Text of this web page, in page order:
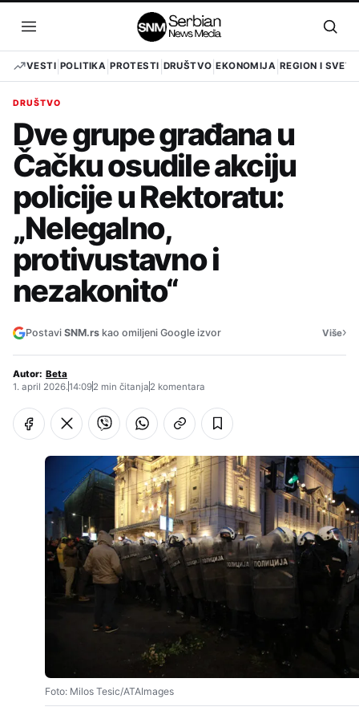
sadržaj
Otvori
meni
VESTI POLITIKA PROTESTI DRUŠTVO EKONOMIJA REGION I SVET
DRUŠTVO
Dve grupe građana u
Čačku osudile akciju
policije u Rektoratu:
„Nelegalno,
protivustavno i
nezakonito“
Postavi SNM.rs kao omiljeni Google izvor Više›
Autor: Beta
1. april 2026.14:092 min čitanja 2 komentara
Foto: Milos Tesic/ATAImages